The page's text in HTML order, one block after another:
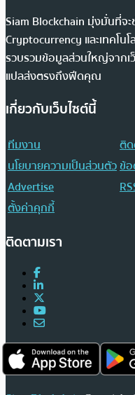
Siam Blockchain มุ่งมั่นที่จ
Cryptocurrency และเทคโน
รวบรวมข้อมูลส่วนใหญ่จากเ
แปลส่งตรงถึงฟีดคุณ
เกี่ยวกับเว็บไซต์นี้
ทีมงาน
ติด
นโยบายความเป็นส่วนตัวข้
Advertise
ตั้งค่าคุกกี้
ติดตามเรา